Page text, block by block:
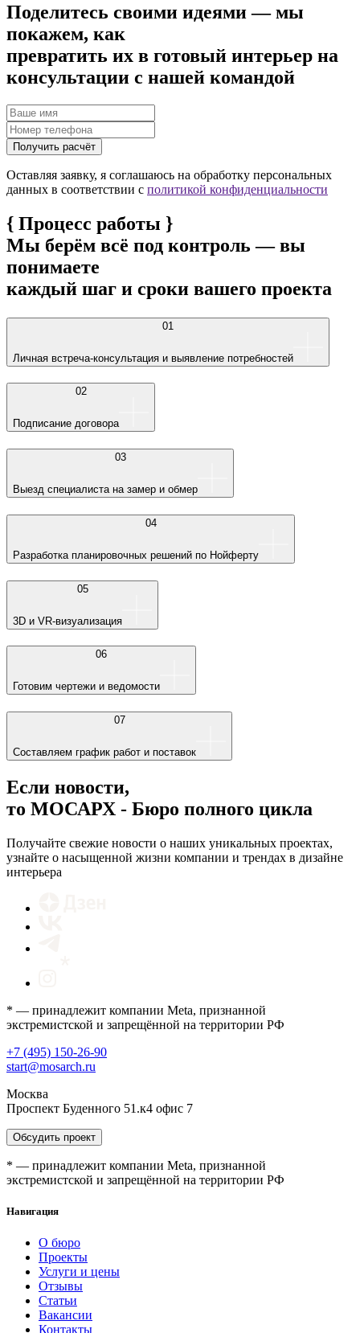
Поделитесь своими идеями — мы
покажем, как
превратить их в готовый интерьер на
консультации с нашей командой
Получить расчёт
Оставляя заявку, я соглашаюсь на обработку персональных
данных в соответствии с политикой конфиденциальности
{ Процесс работы }
Мы берём всё под контроль — вы
понимаете
каждый шаг и сроки вашего проекта
01
Личная встреча-консультация и выявление потребностей
02
Подписание договора
03
Выезд специалиста на замер и обмер
04
Разработка планировочных решений по Нойферту
05
3D и VR-визуализация
06
Готовим чертежи и ведомости
07
Составляем график работ и поставок
Если новости,
то МОСАРХ - Бюро полного цикла
Получайте свежие новости о наших уникальных проектах,
узнайте о насыщенной жизни компании и трендах в дизайне
интерьера
* — принадлежит компании Meta, признанной
экстремистской и запрещённой на территории РФ
+7 (495) 150-26-90
start@mosarch.ru
Москва
Проспект Буденного 51.к4 офис 7
Обсудить проект
* — принадлежит компании Meta, признанной
экстремистской и запрещённой на территории РФ
Навигация
О бюро
Проекты
Услуги и цены
Отзывы
Статьи
Вакансии
Контакты